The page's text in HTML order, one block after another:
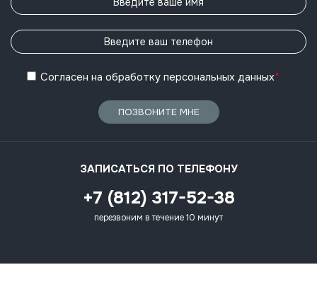
Согласен на обработку персональных данных*
ПОЗВОНИТЕ МНЕ
ЗАПИСАТЬСЯ ПО ТЕЛЕФОНУ
+7 (812) 317-52-38
перезвоним в течение 10 минут